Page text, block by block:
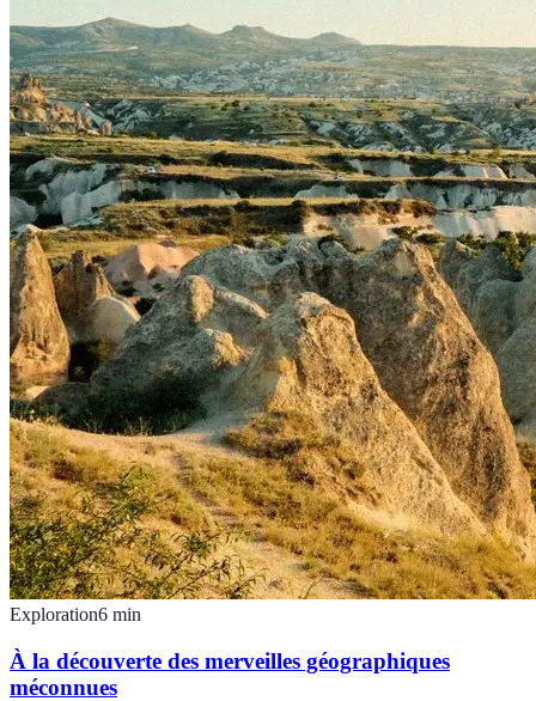
Exploration6 min
À la découverte des merveilles géographiques
méconnues